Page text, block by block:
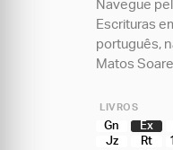
Navegue
Escrituras
português,
Matos
LIVROS
Gn Ex
Jz
Rt